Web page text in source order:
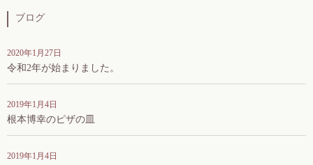
ブログ
2020年1月27日
令和2年が始まりました。
2019年1月4日
根本博幸のピザの皿
2019年1月4日